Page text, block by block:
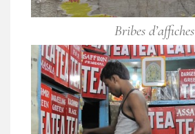
Bribes d’affiches